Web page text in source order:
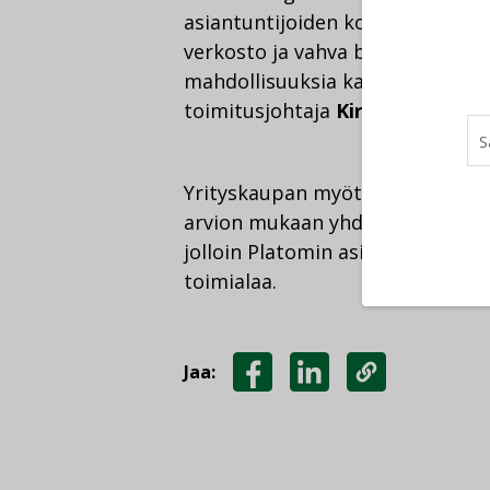
asiantuntijoiden kokemusta.
verkosto ja vahva brändi
mahdollisuuksia kansainvälisiin
toimitusjohtaja Kirsi Hassinen
Yrityskaupan myötä Platom on
arvion mukaan yhdistyminen
jolloin Platomin asiantuntijat
toimialaa.
Jaa: